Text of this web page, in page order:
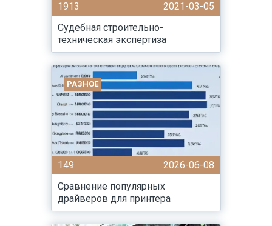
1913
2021-03-05
Судебная строительно-
техническая экспертиза
РАЗНОЕ
149
2026-06-08
Сравнение популярных
драйверов для принтера